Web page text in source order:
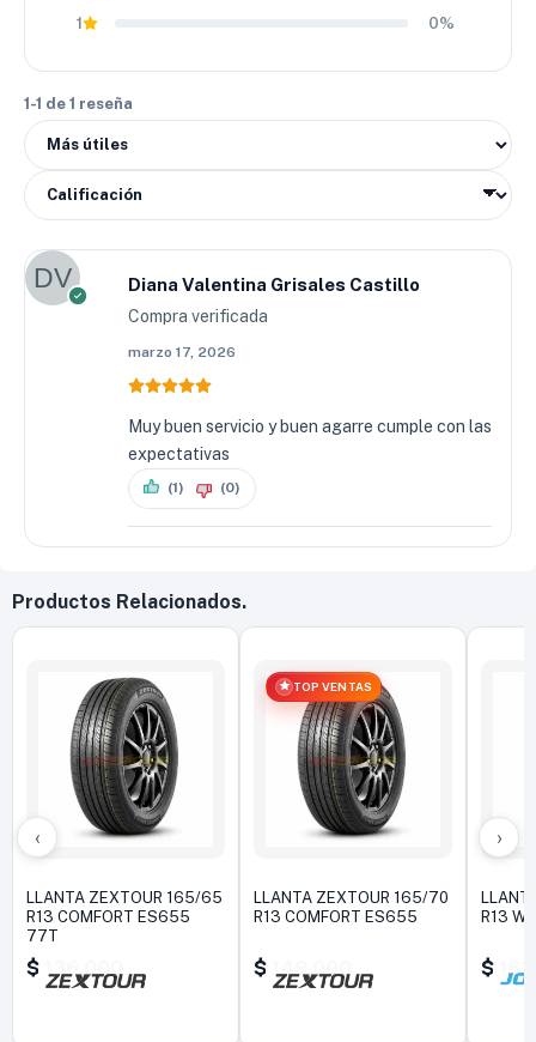
1 0%
1-1 de 1 reseña
Diana Valentina Grisales Castillo
Compra verificada
marzo 17, 2026
Muy buen servicio y buen agarre cumple con las
expectativas
(1) (0)
Productos Relacionados.
‹
LLANTA ZEXTOUR 165/65
R13 COMFORT ES655
77T
$
TOP VENTAS
LLANTA ZEXTOUR 165/70
R13 COMFORT ES655
$
R13
$
›